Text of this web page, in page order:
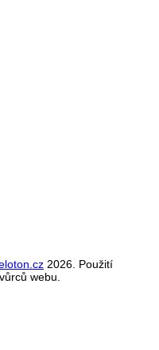
2026. Použití
webu.